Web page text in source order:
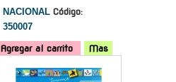
NACIONAL Código:
350007
Agregar al carrito
Mas